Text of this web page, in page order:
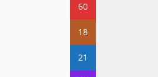
60
18
21